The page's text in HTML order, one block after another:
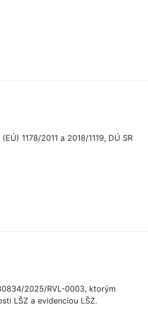
1178/2011 a 2018/1119, DÚ SR
2025/RVL-0003, ktorým
LŠZ a evidenciou LŠZ.